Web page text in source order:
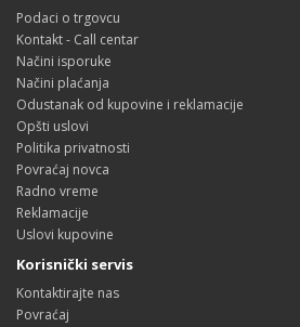
Podaci o trgovcu
Kontakt - Call centar
Načini isporuke
Načini plaćanja
Odustanak od kupovine i reklamacije
Opšti uslovi
Politika privatnosti
Povraćaj novca
Radno vreme
Reklamacije
Uslovi kupovine
Korisnički servis
Kontaktirajte nas
Povraćaj